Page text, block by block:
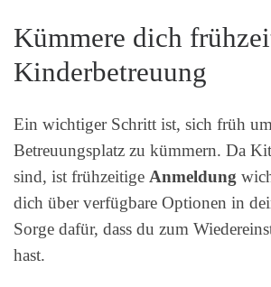
Kümmere dich
Kinderbetreuung
Ein wichtiger Schritt ist, sich früh
Betreuungsplatz zu kümmern. Da
sind, ist frühzeitige Anmeldung
dich über verfügbare Optionen in
Sorge dafür, dass du zum
hast.